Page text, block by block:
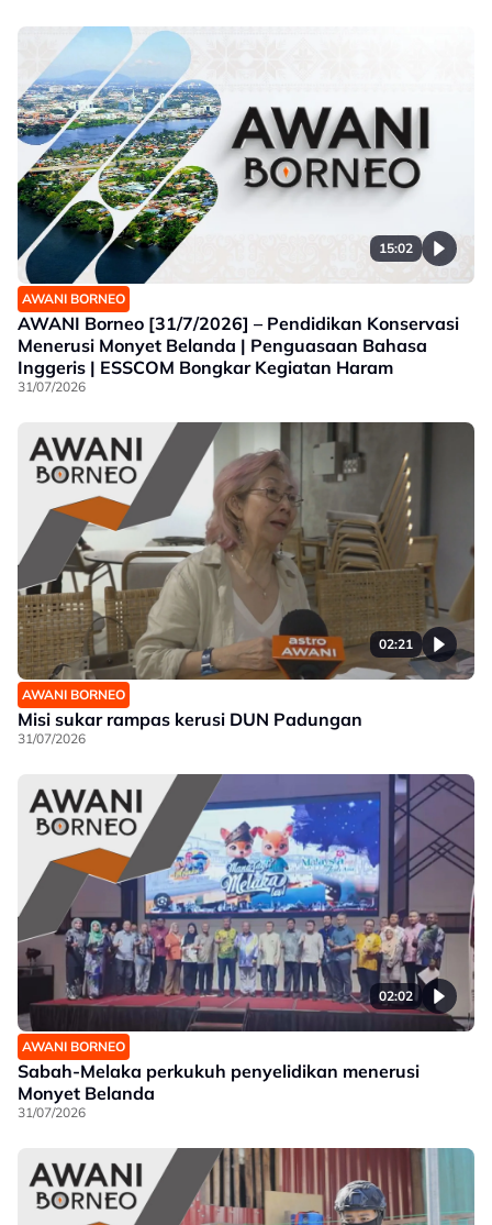
15:02
AWANI BORNEO
AWANI Borneo [31/7/2026] – Pendidikan Konservasi
Menerusi Monyet Belanda | Penguasaan Bahasa
Inggeris | ESSCOM Bongkar Kegiatan Haram
31/07/2026
02:21
AWANI BORNEO
Misi sukar rampas kerusi DUN Padungan
31/07/2026
02:02
AWANI BORNEO
Sabah-Melaka perkukuh penyelidikan menerusi
Monyet Belanda
31/07/2026